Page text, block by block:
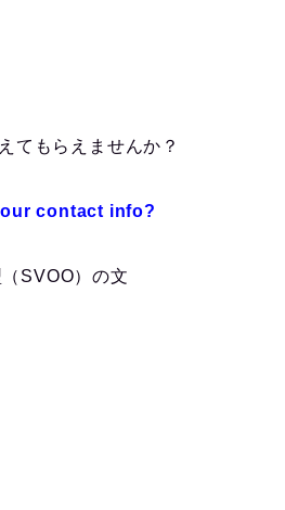
てもらえませんか？
contact info?
SVOO）の文